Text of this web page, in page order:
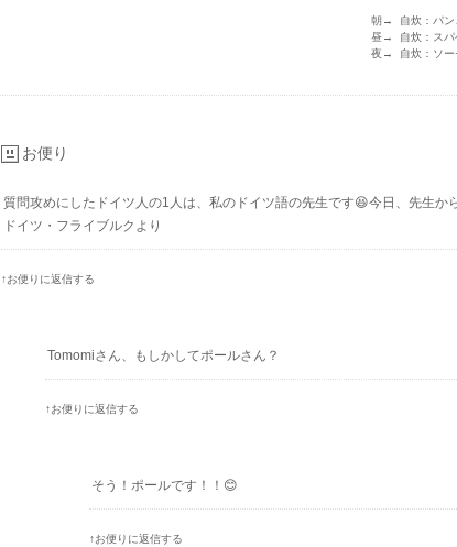
朝→ 自炊：パン
昼→ 自炊：スパ
夜→ 自炊：ソー
お便り
質問攻めにしたドイツ人の1人は、私のドイツ語の先生です😆今日、先生
ドイツ・フライブルクより
↑お便りに返信する
Tomomiさん、もしかしてポールさん？
↑お便りに返信する
そう！ポールです！！😊
↑お便りに返信する